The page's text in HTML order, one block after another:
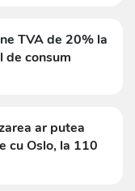
TVA de 20% la
de consum
ar putea
cu Oslo, la 110